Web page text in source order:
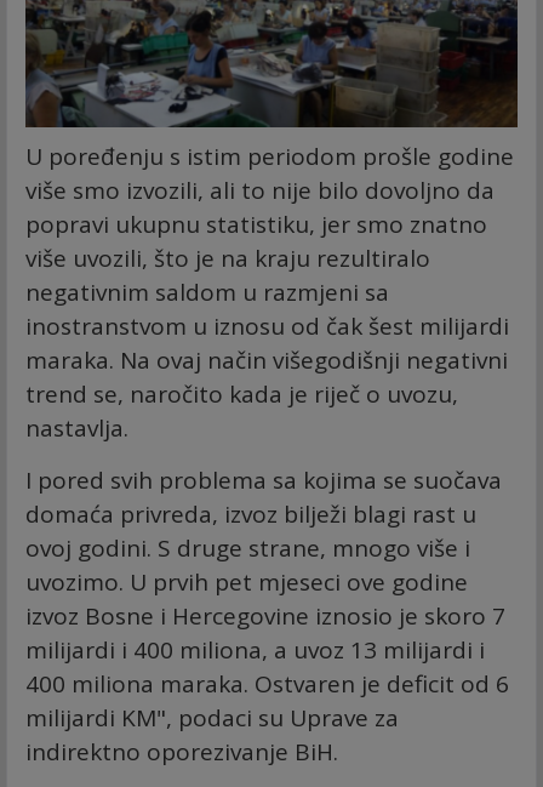
U poređenju s istim periodom prošle godine
više smo izvozili, ali to nije bilo dovoljno da
popravi ukupnu statistiku, jer smo znatno
više uvozili, što je na kraju rezultiralo
negativnim saldom u razmjeni sa
inostranstvom u iznosu od čak šest milijardi
maraka. Na ovaj način višegodišnji negativni
trend se, naročito kada je riječ o uvozu,
nastavlja.
I pored svih problema sa kojima se suočava
domaća privreda, izvoz bilježi blagi rast u
ovoj godini. S druge strane, mnogo više i
uvozimo. U prvih pet mjeseci ove godine
izvoz Bosne i Hercegovine iznosio je skoro 7
milijardi i 400 miliona, a uvoz 13 milijardi i
400 miliona maraka. Ostvaren je deficit od 6
milijardi KM", podaci su Uprave za
indirektno oporezivanje BiH.